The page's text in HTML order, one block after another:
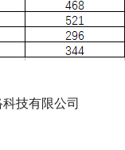
技有限公司